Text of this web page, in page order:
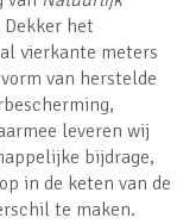
het
vierkante meters
van herstelde
leveren wij
bijdrage,
in de keten van de
te maken.